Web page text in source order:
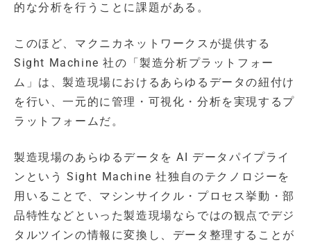
的な分析を行うことに課題がある。
このほど、マクニカネットワークスが提供する
Sight Machine 社の「製造分析プラットフォー
ム」は、製造現場におけるあらゆるデータの紐付け
を行い、一元的に管理・可視化・分析を実現するプ
ラットフォームだ。
製造現場のあらゆるデータを AI データパイプライ
ンという Sight Machine 社独自のテクノロジーを
用いることで、マシンサイクル・プロセス挙動・部
品特性などといった製造現場ならではの観点でデジ
タルツインの情報に変換し、データ整理することが